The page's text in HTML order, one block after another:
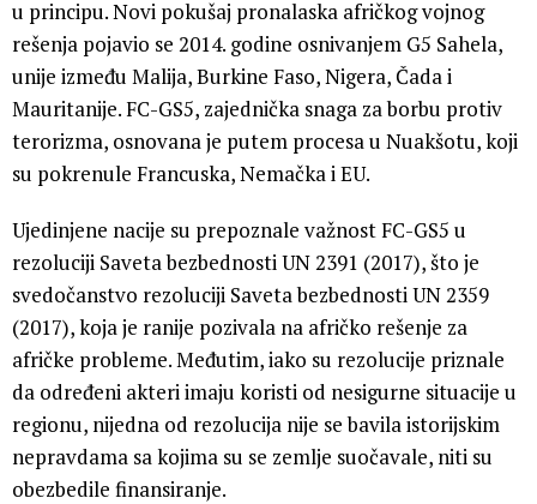
u principu. Novi pokušaj pronalaska afričkog vojnog
rešenja pojavio se 2014. godine osnivanjem G5 Sahela,
unije između Malija, Burkine Faso, Nigera, Čada i
Mauritanije. FC-GS5, zajednička snaga za borbu protiv
terorizma, osnovana je putem procesa u Nuakšotu, koji
su pokrenule Francuska, Nemačka i EU.
Ujedinjene nacije su prepoznale važnost FC-GS5 u
rezoluciji Saveta bezbednosti UN 2391 (2017), što je
svedočanstvo rezoluciji Saveta bezbednosti UN 2359
(2017), koja je ranije pozivala na afričko rešenje za
afričke probleme. Međutim, iako su rezolucije priznale
da određeni akteri imaju koristi od nesigurne situacije u
regionu, nijedna od rezolucija nije se bavila istorijskim
nepravdama sa kojima su se zemlje suočavale, niti su
obezbedile finansiranje.